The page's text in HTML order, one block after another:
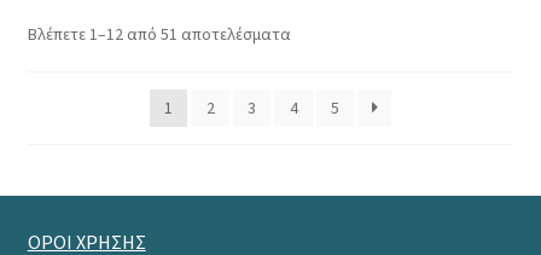
Βλέπετε 1–12 από 51 αποτελέσματαSorted
1
2 3 4 5
ΟΡΟΙ ΧΡΗΣΗΣ